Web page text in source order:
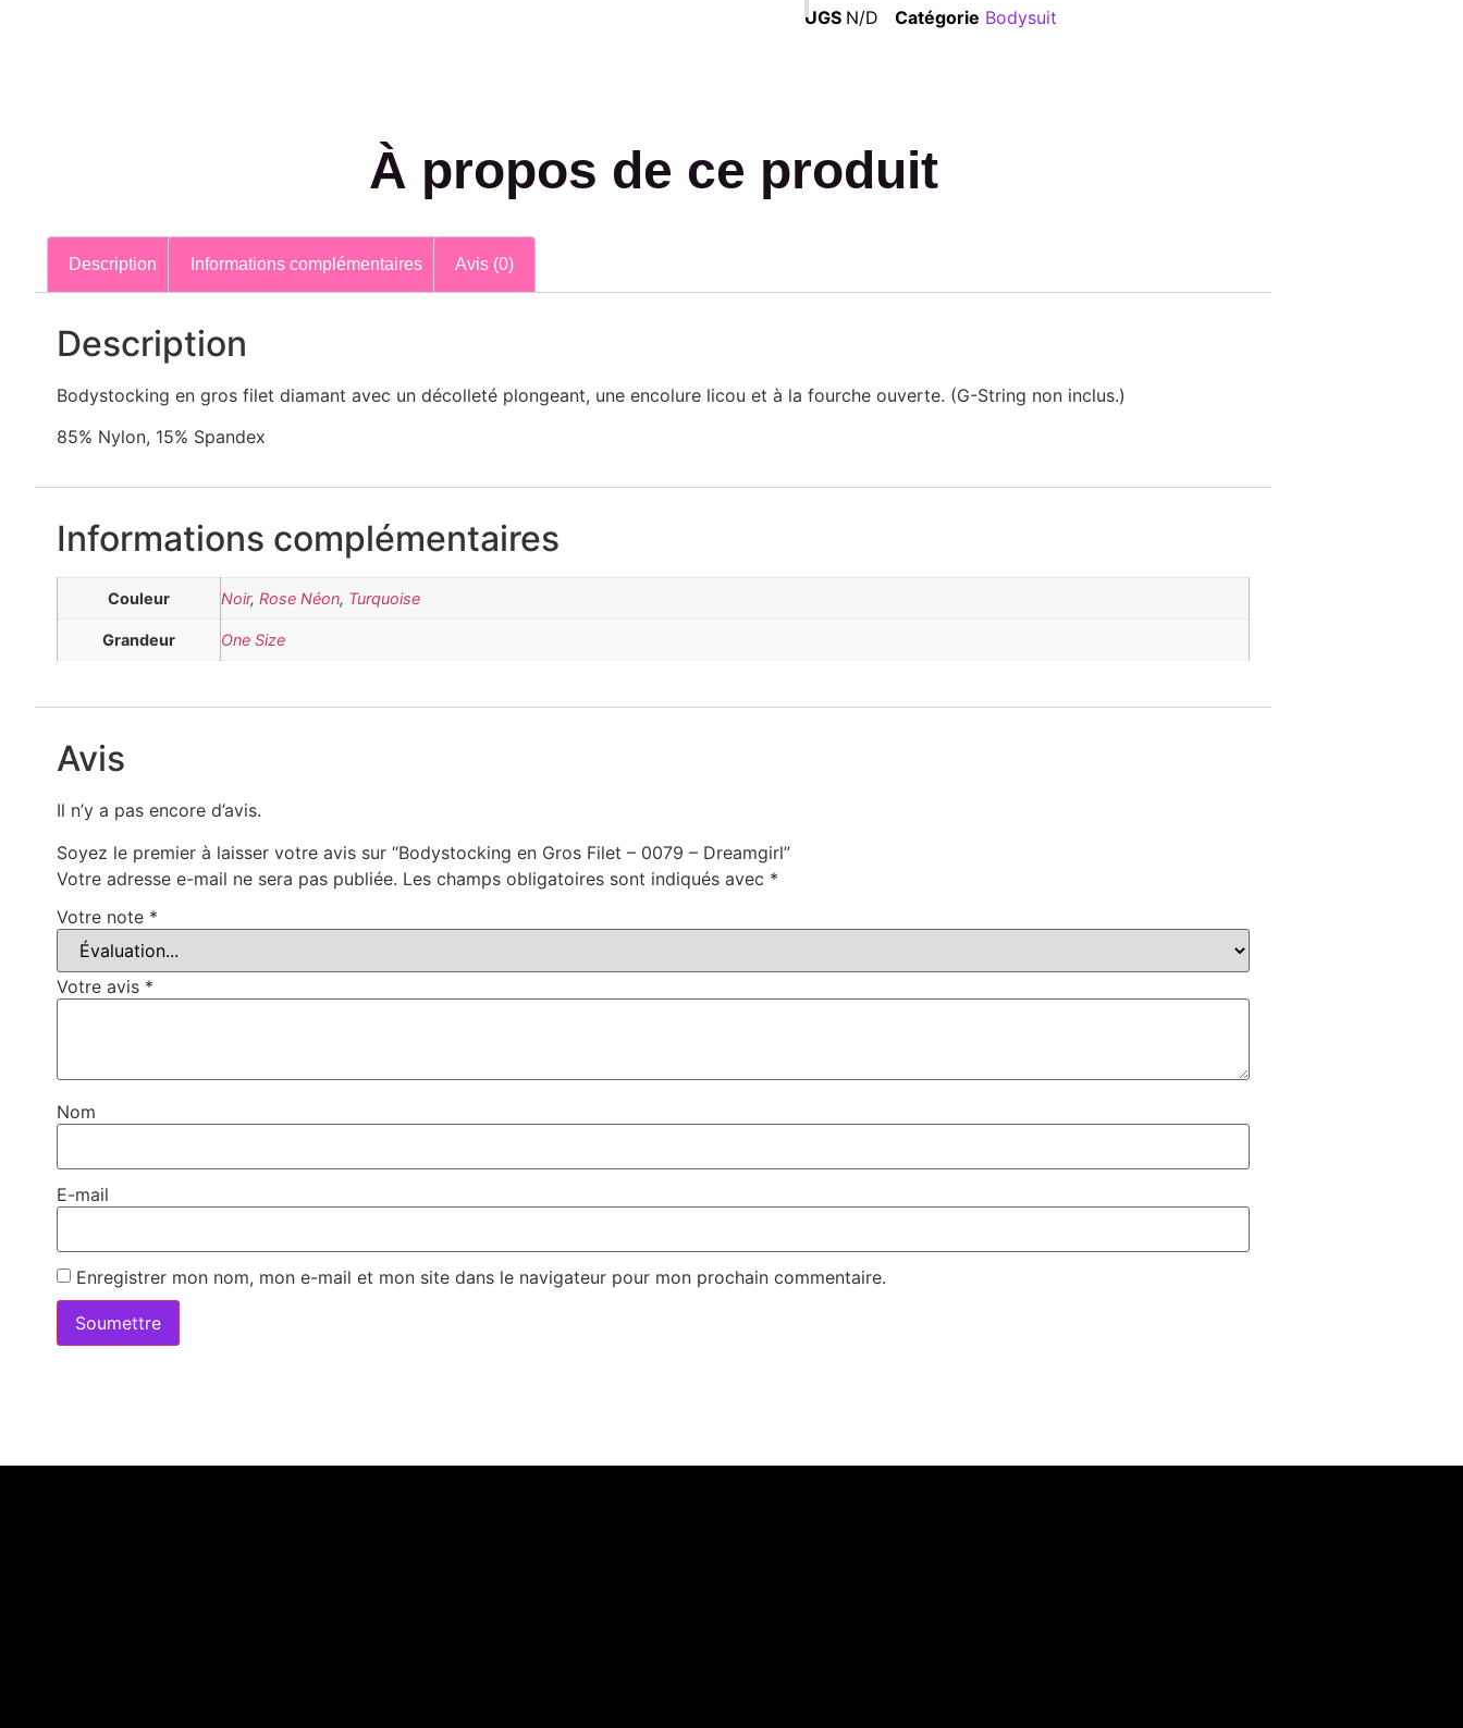
UGS N/D Catégorie Bodysuit
À propos de ce produit
Description Informations complémentaires Avis (0)
Description
Bodystocking en gros filet diamant avec un décolleté plongeant, une encolure licou et à la fourche ouverte. (G-String non inclus.)
85% Nylon, 15% Spandex
Informations complémentaires
Couleur Noir, Rose Néon, Turquoise
Grandeur One Size
Avis
Il n’y a pas encore d’avis.
Soyez le premier à laisser votre avis sur “Bodystocking en Gros Filet – 0079 – Dreamgirl”
Votre adresse e-mail ne sera pas publiée. Les champs obligatoires sont indiqués avec *
Votre note *
Votre avis *
Nom
E-mail
Enregistrer mon nom, mon e-mail et mon site dans le navigateur pour mon prochain commentaire.